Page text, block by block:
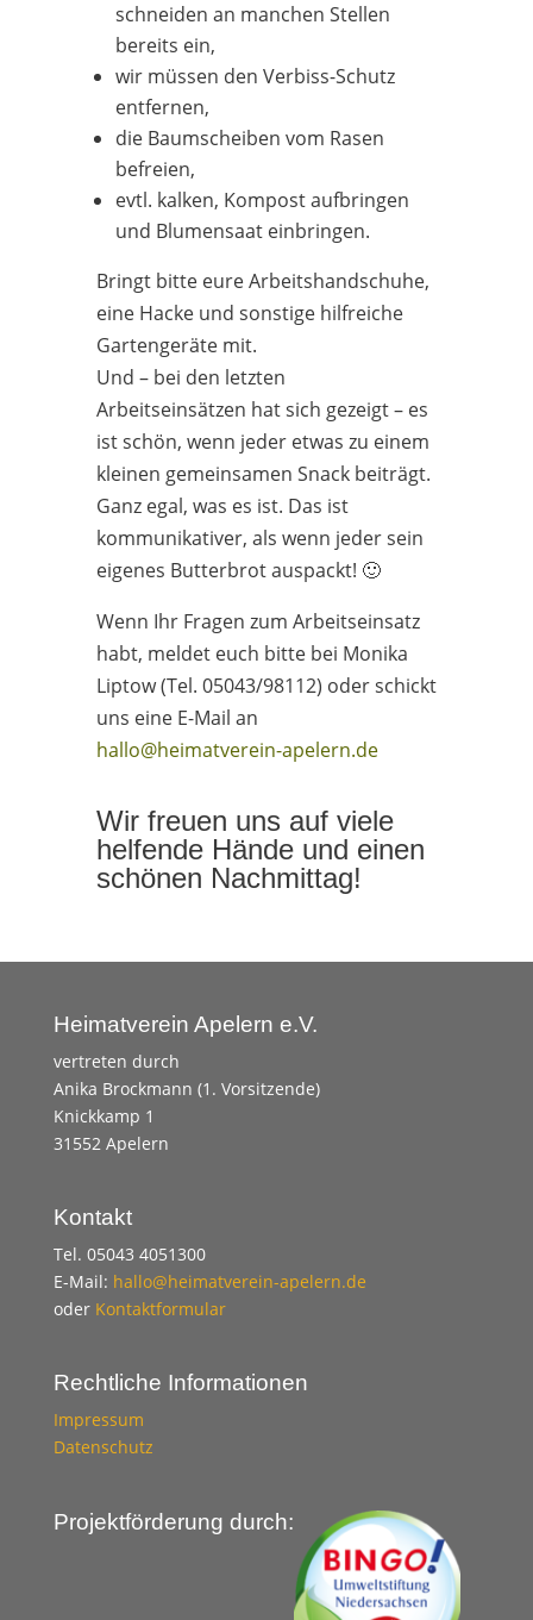
schneiden an manchen Stellen
bereits ein,
wir müssen den Verbiss-Schutz
entfernen,
die Baumscheiben vom Rasen
befreien,
evtl. kalken, Kompost aufbringen
und Blumensaat einbringen.
Bringt bitte eure Arbeitshandschuhe,
eine Hacke und sonstige hilfreiche
Gartengeräte mit.
Und – bei den letzten
Arbeitseinsätzen hat sich gezeigt – es
ist schön, wenn jeder etwas zu einem
kleinen gemeinsamen Snack beiträgt.
Ganz egal, was es ist. Das ist
kommunikativer, als wenn jeder sein
eigenes Butterbrot auspackt! 🙂
Wenn Ihr Fragen zum Arbeitseinsatz
habt, meldet euch bitte bei Monika
Liptow (Tel. 05043/98112) oder schickt
uns eine E-Mail an
hallo@heimatverein-apelern.de
Wir freuen uns auf viele
helfende Hände und einen
schönen Nachmittag!
Heimatverein Apelern e.V.
vertreten durch
Anika Brockmann (1. Vorsitzende)
Knickkamp 1
31552 Apelern
Kontakt
Tel. 05043 4051300
E-Mail: hallo@heimatverein-apelern.de
oder Kontaktformular
Rechtliche Informationen
Impressum
Datenschutz
Projektförderung durch: